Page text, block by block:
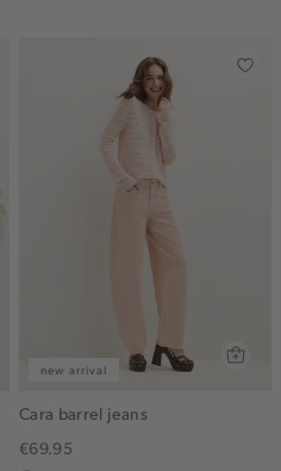
new arrival
Cara barrel jeans
€69.95